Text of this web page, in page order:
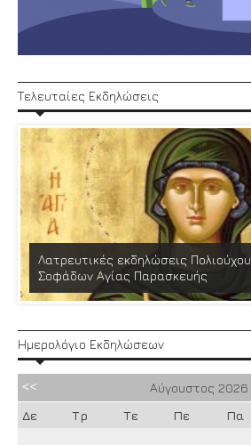
Τελευταίες Εκδηλώσεις
Λατρευτικές εκδηλώσεις Πολιούχου
Σοφάδων Αγίας Παρασκευής
Ημερολόγιο Εκδηλώσεων
Αύγουστος 2026
Δε
Τρ Τε Πε Πα